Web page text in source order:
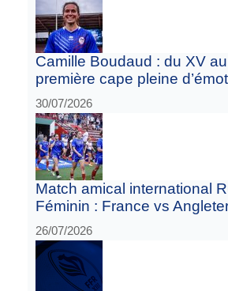
Camille Boudaud : du XV
première cape pleine
30/07/2026
Match amical international
Féminin : France vs
26/07/2026